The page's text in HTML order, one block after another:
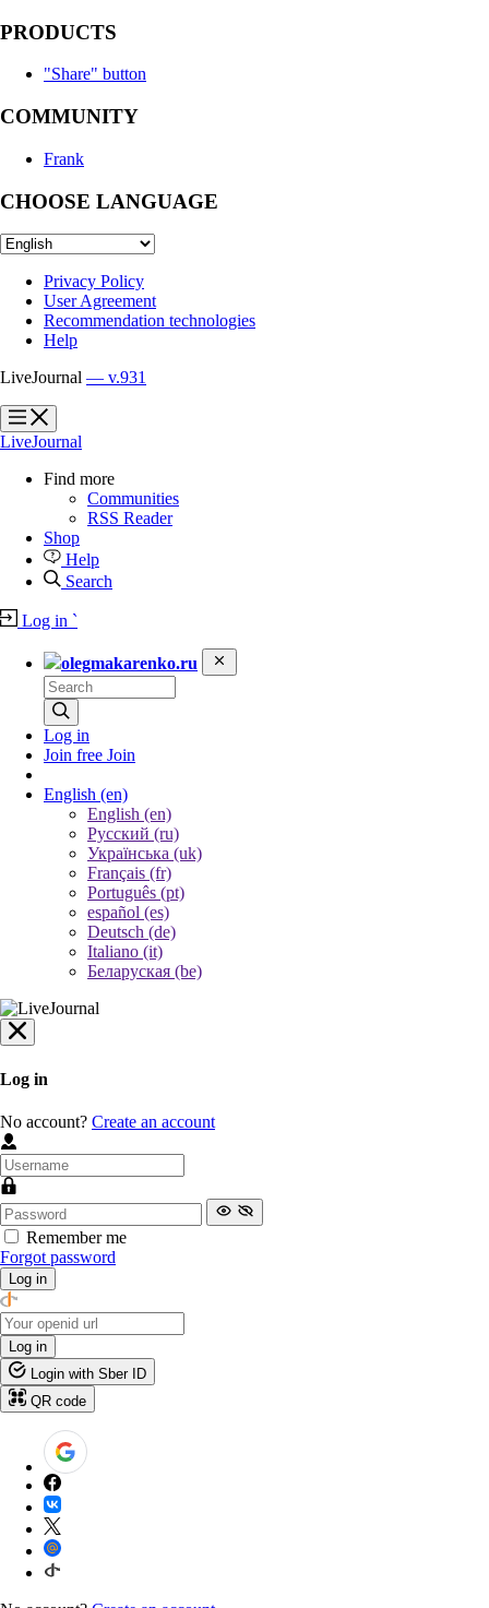
PRODUCTS
"Share" button
COMMUNITY
Frank
CHOOSE LANGUAGE
Privacy Policy
User Agreement
Recommendation technologies
Help
LiveJournal — v.931
?
?
LiveJournal
Find more
Communities
RSS Reader
Shop
Help
Search
Log in `
olegmakarenko.ru
Log in
Join free Join
English (en)
English (en)
Русский (ru)
Українська (uk)
Français (fr)
Português (pt)
español (es)
Deutsch (de)
Italiano (it)
Беларуская (be)
Log in
No account? Create an account
Remember me
Forgot password
Log in
Log in
Login with Sber ID
QR code